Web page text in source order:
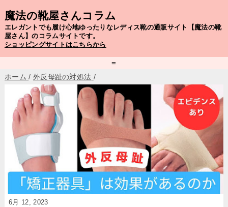
魔法の靴屋さんコラム
エレガントでも履け心地ゆったりなレディス靴の通販サイト【魔法の靴
屋さん】のコラムサイトです。
ショッピングサイトはこちらから
=
ホーム / 外反母趾の対処法 /
6月 12, 2023